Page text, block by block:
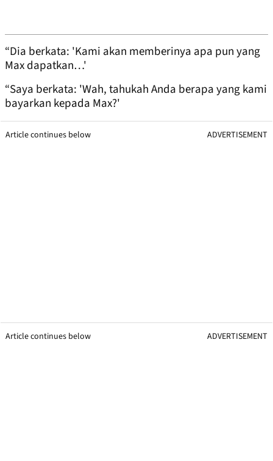
“Dia berkata: 'Kami akan memberinya apa pun yang
Max dapatkan…'
“Saya berkata: 'Wah, tahukah Anda berapa yang kami
bayarkan kepada Max?'
Article continues below ADVERTISEMENT
Article continues below ADVERTISEMENT